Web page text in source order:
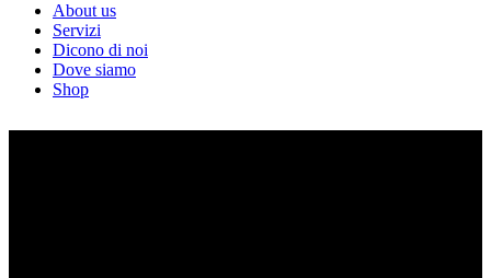
About us
Servizi
Dicono di noi
Dove siamo
Shop